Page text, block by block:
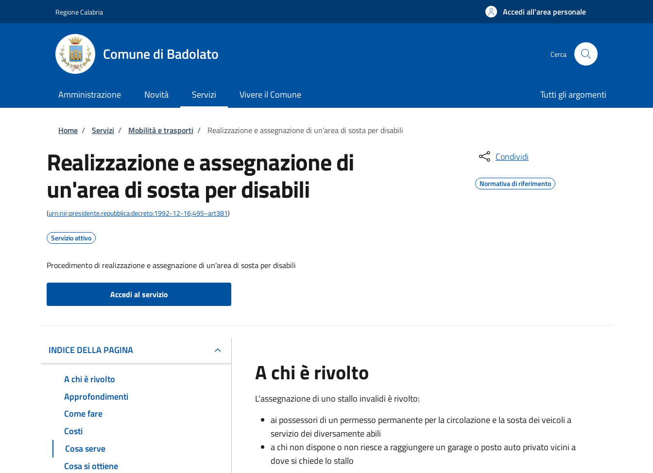
Regione Calabria Accedi all'area personale
Comune di Badolato Cerca
Amministrazione Novità Servizi Vivere il Comune Tutti gli argomenti
Briciole di pane
Home / Servizi / Mobilità e trasporti / Realizzazione e assegnazione di un'area di sosta per disabili
Realizzazione e assegnazione di
un'area di sosta per disabili
(urn:nir:presidente.repubblica:decreto:1992-12-16;495~art381)
Servizio attivo
Procedimento di realizzazione e assegnazione di un'area di sosta per disabili
Accedi al servizio
Condividi
Normativa di riferimento
INDICE DELLA PAGINA
A chi è rivolto
Approfondimenti
Come fare
Costi
Cosa serve
Cosa si ottiene
A chi è rivolto
L'assegnazione di uno stallo invalidi è rivolto:
ai possessori di un permesso permanente per la circolazione e la sosta dei veicoli a
servizio dei diversamente abili
a chi non dispone o non riesce a raggiungere un garage o posto auto privato vicini a
dove si chiede lo stallo